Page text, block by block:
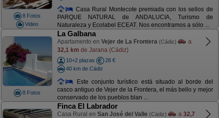
8 Fotos
Video
Casa Rural Montecote premiada con los sellos de
PARQUE NATURAL de ANDALUCIA, Turismo de
Naturaleza y Ecolabel ECEAT. Nos encontramos a sólo ...
8 Fotos
La Galbana
Apartamento en Vejer de La Frontera (Cádiz)
a
32,1 km de Jarana (Cádiz)
10+2 plazas
28 €
40 km de Cádiz
Este conjunto turístico está situado al borde del
casco antiguo de Vejer de la Frontera, el más bello y mejor
conservado de los pueblos blan ...
Finca El Labrador
Casa Rural en San José del Valle (Cádiz) a 32,7